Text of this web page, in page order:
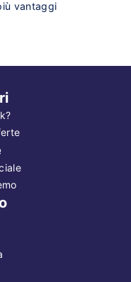
vantaggi